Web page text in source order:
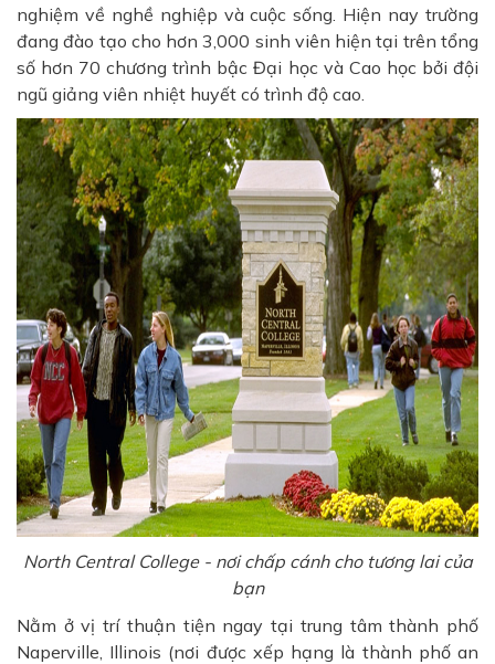
nghiệm về nghề nghiệp và cuộc sống. Hiện nay trường
đang đào tạo cho hơn 3,000 sinh viên hiện tại trên tổng
số hơn 70 chương trình bậc Đại học và Cao học bởi đội
ngũ giảng viên nhiệt huyết có trình độ cao.
North Central College - nơi chấp cánh cho tương lai của
bạn
Nằm ở vị trí thuận tiện ngay tại trung tâm thành phố
Naperville, Illinois (nơi được xếp hạng là thành phố an